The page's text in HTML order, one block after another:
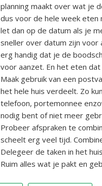
planning maakt over wat je
dus voor de hele week eten
let dan op de datum als je
sneller over datum zijn
erg handig dat je de
voor aanzet. En het eten
Maak gebruik van een
het hele huis verdeelt. Zo
telefoon, portemonnee
nodig bent of niet meer
Probeer afspraken te
scheelt erg veel tijd.
Delegeer de taken in het
Ruim alles wat je pakt en